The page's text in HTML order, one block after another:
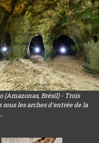
(Amazonas, Brésil) - Trois
sous les arches d'entrée de la